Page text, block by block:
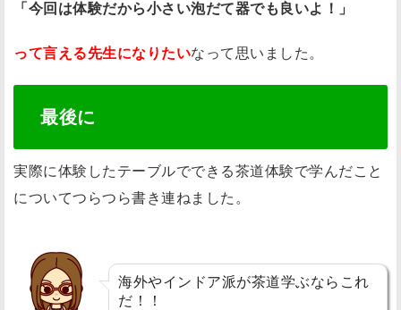
「今回は体験だから小さい泡だて器でも良いよ！」
って言える先生になりたいなって思いました。
最後に
実際に体験したテーブルでできる茶道体験で学んだこと
についてつらつら書き連ねました。
海外やインドア派が茶道学ぶならこれ
だ！！